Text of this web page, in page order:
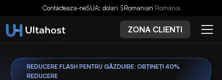
Contacteaza-neSUA: dolari $Romanian România
ZONA CLIENTI
REDUCERE FLASH PENTRU GĂZDUIRE: OBȚINEȚI 40%
REDUCERE